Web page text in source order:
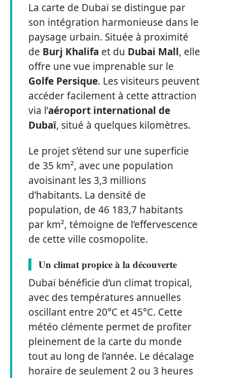
La carte de Dubaï se distingue par
son intégration harmonieuse dans le
paysage urbain. Située à proximité
de Burj Khalifa et du Dubai Mall, elle
offre une vue imprenable sur le
Golfe Persique. Les visiteurs peuvent
accéder facilement à cette attraction
via l’aéroport international de
Dubaï, situé à quelques kilomètres.
Le projet s’étend sur une superficie
de 35 km², avec une population
avoisinant les 3,3 millions
d’habitants. La densité de
population, de 46 183,7 habitants
par km², témoigne de l’effervescence
de cette ville cosmopolite.
Un climat propice à la découverte
Dubaï bénéficie d’un climat tropical,
avec des températures annuelles
oscillant entre 20°C et 45°C. Cette
météo clémente permet de profiter
pleinement de la carte du monde
tout au long de l’année. Le décalage
horaire de seulement 2 ou 3 heures